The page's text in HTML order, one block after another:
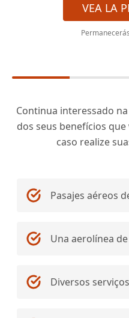
VEA LA
Continua interessado
dos seus benefícios
caso realize
Pasajes aéreos
Una aerolínea
Diversos serviços